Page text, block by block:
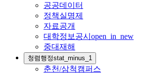
공공데이터
정책실명제
자료공개
대학정보공시 open_in_new
중대재해
청렴행정stat_minus_1
춘천/삼척캠퍼스